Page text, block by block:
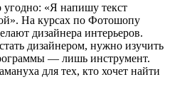
угодно: «Я напишу текст
На курсах по Фотошопу
дизайнера интерьеров.
дизайнером, нужно изучить
— лишь инструмент.
для тех, кто хочет найти